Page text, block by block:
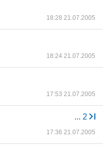
18:28 21.07.2005
18:24 21.07.2005
17:53 21.07.2005
... 2
17:36 21.07.2005